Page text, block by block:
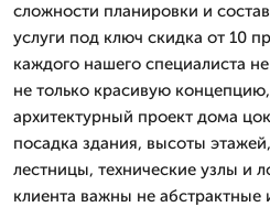
сложности планировки и
услуги под ключ скидка от 10
каждого нашего специалиста
не только красивую
архитектурный проект дома
посадка здания, высоты
лестницы, технические узлы и
клиента важны не абстрактные